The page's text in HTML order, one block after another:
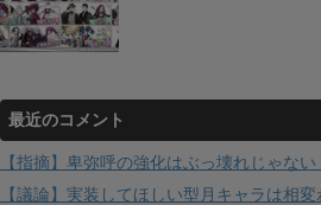
最近のコメント
【指摘】卑弥呼の強化はぶっ壊れじゃない
【議論】実装してほしい型月キャラは相変